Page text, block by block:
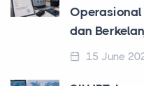
Operasional
dan
15 June